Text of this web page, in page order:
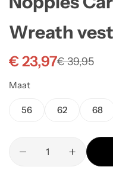
Wreath vest
€39,95
€23,97
Maat
56 62 68